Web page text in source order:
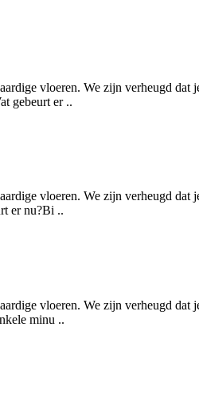
vloeren. We zijn verheugd
gebeurt er ..
vloeren. We zijn verheugd
er nu?Bi ..
vloeren. We zijn verheugd
minu ..